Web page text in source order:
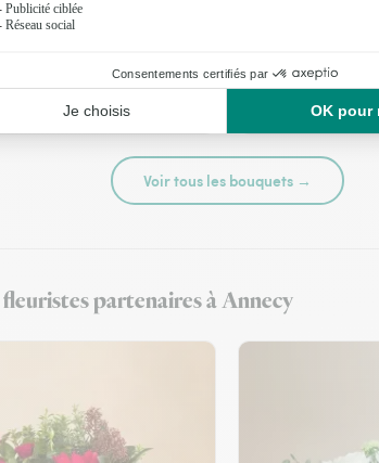
Tutti frutti
44,95 €
Voir tous les bouquets →
partenaires à Annecy